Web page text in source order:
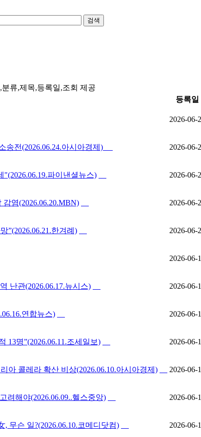
검색
류,제목,등록일,조회 제공
등록일
2026-06-
전(2026.06.24.아시아경제) 2026-06-
파이낸셜뉴스) 2026-06-
염(2026.06.20.MBN) 2026-06-
”(2026.06.21.한겨례) 2026-06-
2026-06-
난관(2026.06.17.뉴시스) 2026-06-
연합뉴스) 2026-06-
13명”(2026.06.11.조세일보) 2026-06-
콜레라 확산 비상(2026.06.10.아시아경제) 2026-06-
해야(2026.06.09..헬스중앙) 2026-06-
무슨 일?(2026.06.10.코메디닷컴) 2026-06-